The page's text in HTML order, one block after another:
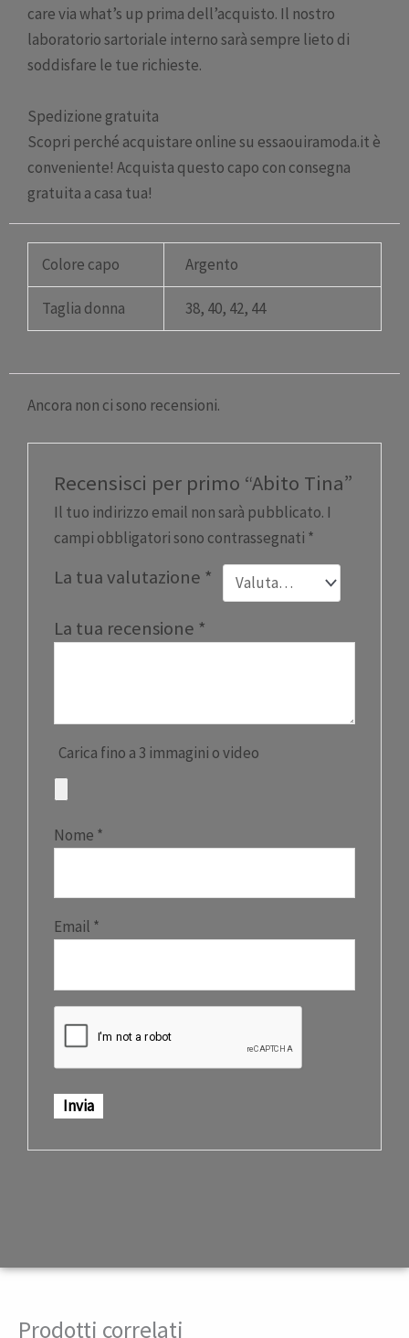
care via what’s up prima dell’acquisto. Il nostro
laboratorio sartoriale interno sarà sempre lieto di
soddisfare le tue richieste.
Spedizione gratuita
Scopri perché acquistare online su essaouiramoda.it è
conveniente! Acquista questo capo con consegna
gratuita a casa tua!
Colore capo Argento
Taglia donna 38, 40, 42, 44
Ancora non ci sono recensioni.
Recensisci per primo “Abito Tina”
Il tuo indirizzo email non sarà pubblicato. I
campi obbligatori sono contrassegnati *
La tua valutazione *
La tua recensione *
Carica fino a 3 immagini o video
Nome *
Email *
Prodotti correlati